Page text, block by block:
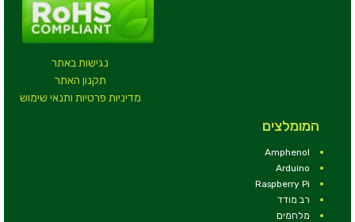
נגישות באתר
תקנון האתר
מדיניות פרטיות ותנאי שימוש
המומלצים
Amphenol
Arduino
Raspberry Pi
רב מודד
מלחמים